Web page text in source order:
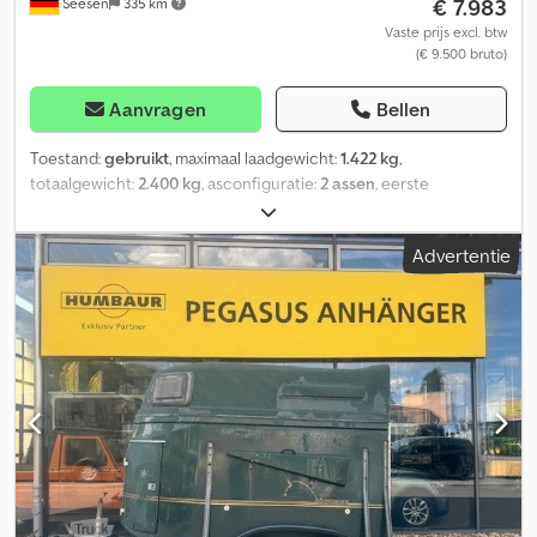
€ 7.983
Vaste prijs excl. btw
(€ 9.500 bruto)
Aanvragen Bellen
Toestand:gebruikt, maximaal laadgewicht:1.422 kg,
totaalgewicht:2.400 kg, asconfiguratie:2 assen, eerste
, volgende keuring (TÜV):
lengte:3.353 mm, laadruimtebreedte:1.650 mm,
laadruimtehoogte:2.315 mm , BÖCKMANN Comfort "RED-Edition"
Nieuwprijs: € 14.600,- Eerste toelating: 08-04-2024 CFF-Plus
chassis inclusief wielstootdempers, afsluitbare trekhaak,
mechanische oplooprem, lengtebalkchassis met V-dissel
(geschroefd), V2A-schroefverbinding, automatische steunwiel
Opbouw: Rubbervloer gelijmd en afgedicht, verlichting met
achteruitrijlicht en 13-polige stekker, originele Böckmann volledig
aluminium bodem, individuele spatborden van kunststof (zwart),
rubberen bekleding op achterklep (geïntegreerde treeplanken
en zijwaartse bescherming), decor, standaard achterklep (zonder
vleugeldeurfunctie), zeiloproller met geïntegreerd net, 2
Advertentie